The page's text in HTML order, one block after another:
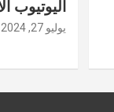
اليوتيوب
يوليو 27, 2024